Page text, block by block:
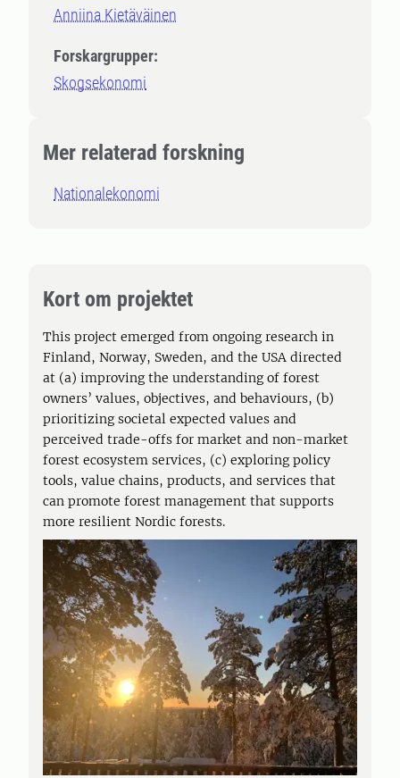
Anniina Kietäväinen
Forskargrupper:
Skogsekonomi
Mer relaterad forskning
Nationalekonomi
Kort om projektet
This project emerged from ongoing research in
Finland, Norway, Sweden, and the USA directed
at (a) improving the understanding of forest
owners’ values, objectives, and behaviours, (b)
prioritizing societal expected values and
perceived trade-offs for market and non-market
forest ecosystem services, (c) exploring policy
tools, value chains, products, and services that
can promote forest management that supports
more resilient Nordic forests.